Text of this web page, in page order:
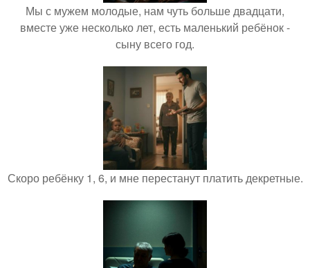
Мы с мужем молодые, нам чуть больше двадцати,
вместе уже несколько лет, есть маленький ребёнок -
сыну всего год.
Скоро ребёнку 1, 6, и мне перестанут платить декретные.